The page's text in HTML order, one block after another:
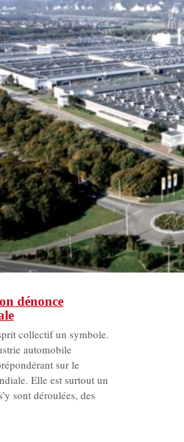
dénonce
collectif un symbole.
automobile
sur le
Elle est surtout un
sont déroulées, des